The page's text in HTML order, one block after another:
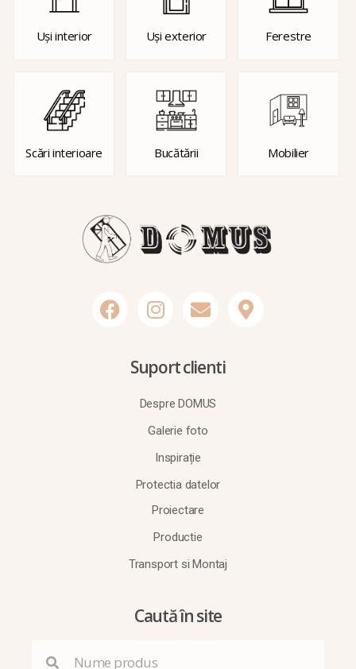
Uși interior Uși exterior Ferestre
Scări interioare Bucătării Mobilier
Suport clienti
Despre DOMUS
Galerie foto
Inspirație
Protectia datelor
Proiectare
Productie
Transport si Montaj
Caută în site